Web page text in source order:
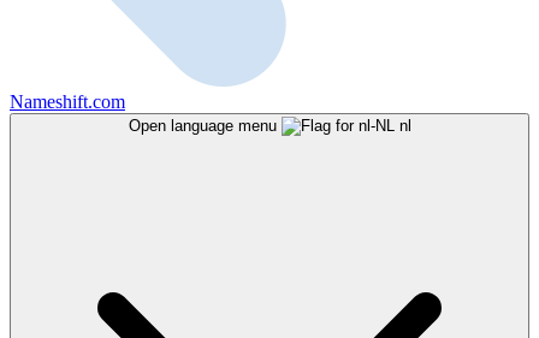
Nameshift.com
Open language menu nl